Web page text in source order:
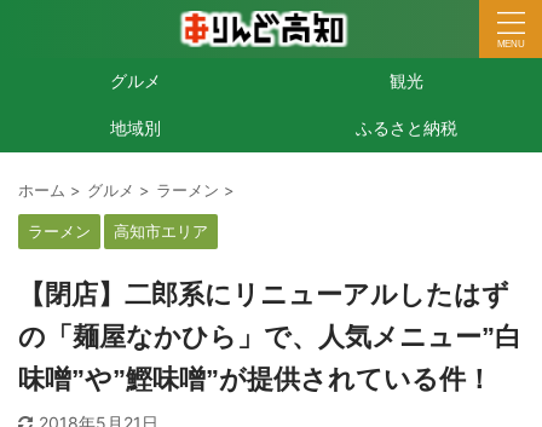
グルメ 観光
地域別 ふるさと納税
ホーム > グルメ > ラーメン >
ラーメン 高知市エリア
【閉店】二郎系にリニューアルしたはず
の「麺屋なかひら」で、人気メニュー”白
味噌”や”鰹味噌”が提供されている件！
2018年5月21日